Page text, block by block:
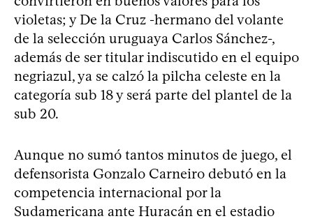
violetas; y De la Cruz -hermano del volante
de la selección uruguaya Carlos Sánchez-,
además de ser titular indiscutido en el equipo
negriazul, ya se calzó la pilcha celeste en la
categoría sub 18 y será parte del plantel de la
sub 20.
Aunque no sumó tantos minutos de juego, el
defensorista Gonzalo Carneiro debutó en la
competencia internacional por la
Sudamericana ante Huracán en el estadio